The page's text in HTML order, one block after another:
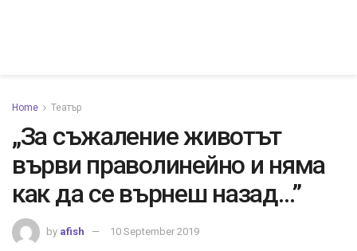
Home Театър
„За съжаление животът
върви праволинейно и няма
как да се върнеш назад…”
by afish 10 September 2019